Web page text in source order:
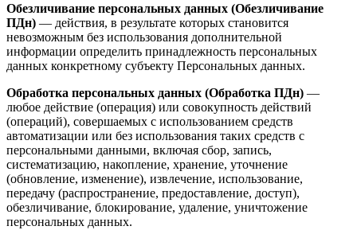
Обезличивание персональных данных (Обезличивание
ПДн) — действия, в результате которых становится
невозможным без использования дополнительной
информации определить принадлежность персональных
данных конкретному субъекту Персональных данных.
Обработка персональных данных (Обработка ПДн) —
любое действие (операция) или совокупность действий
(операций), совершаемых с использованием средств
автоматизации или без использования таких средств с
персональными данными, включая сбор, запись,
систематизацию, накопление, хранение, уточнение
(обновление, изменение), извлечение, использование,
передачу (распространение, предоставление, доступ),
обезличивание, блокирование, удаление, уничтожение
персональных данных.